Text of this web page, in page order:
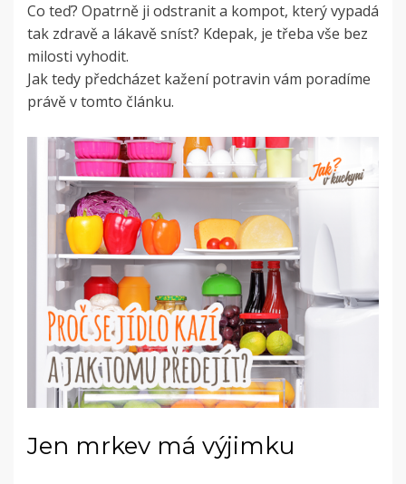
Co teď? Opatrně ji odstranit a kompot, který vypadá
tak zdravě a lákavě sníst? Kdepak, je třeba vše bez
milosti vyhodit.
Jak tedy předcházet kažení potravin vám poradíme
právě v tomto článku.
Jen mrkev má výjimku